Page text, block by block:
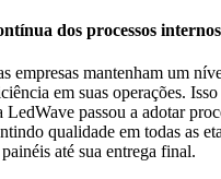
dos processos internos
empresas mantenham um
em suas operações.
LedWave passou a adotar
qualidade em todas as
até sua entrega final.